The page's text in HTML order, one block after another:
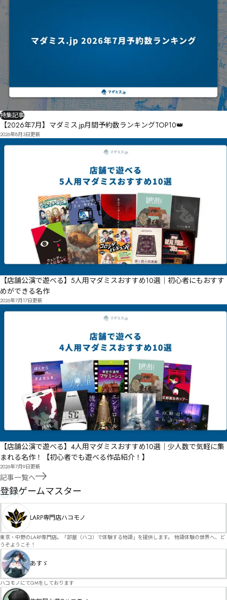
特集記事
【2026年7月】マダミス.jp月間予約数ランキングTOP10👑
2026年8月3日更新
【店舗公演で遊べる】5人用マダミスおすすめ10選｜初心者にもおすす
めができる名作
2026年7月17日更新
【店舗公演で遊べる】4人用マダミスおすすめ10選｜少人数で気軽に集
まれる名作！【初心者でも遊べる作品紹介！】
2026年7月9日更新
記事一覧へ
GM
登録ゲームマスター
LARP専門店ハコモノ
東京・中野のLARP専門店。「部屋（ハコ）で体験する物語」を提供します。 物語体験の世界へ、ど
うぞようこそ！
あすゞ
ハコモノにてGMをしております